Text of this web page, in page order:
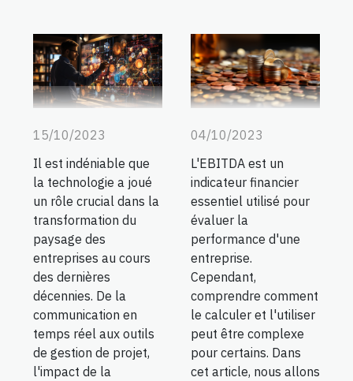
15/10/2023
Il est indéniable que
la technologie a joué
un rôle crucial dans la
transformation du
paysage des
entreprises au cours
des dernières
décennies. De la
communication en
temps réel aux outils
de gestion de projet,
l'impact de la
04/10/2023
L'EBITDA est un
indicateur financier
essentiel utilisé pour
évaluer la
performance d'une
entreprise.
Cependant,
comprendre comment
le calculer et l'utiliser
peut être complexe
pour certains. Dans
cet article, nous allons